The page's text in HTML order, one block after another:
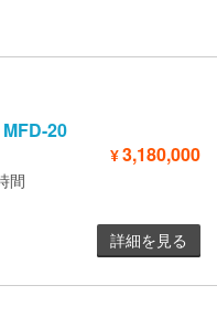
MFD-20
¥3,180,000
間
詳細を見る